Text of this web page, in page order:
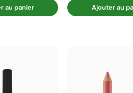
au panier Ajouter au